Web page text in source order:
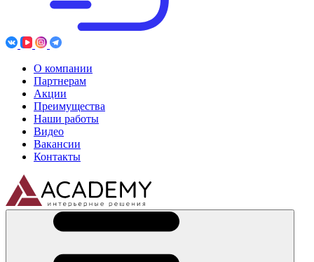
О компании
Партнерам
Акции
Преимущества
Наши работы
Видео
Вакансии
Контакты